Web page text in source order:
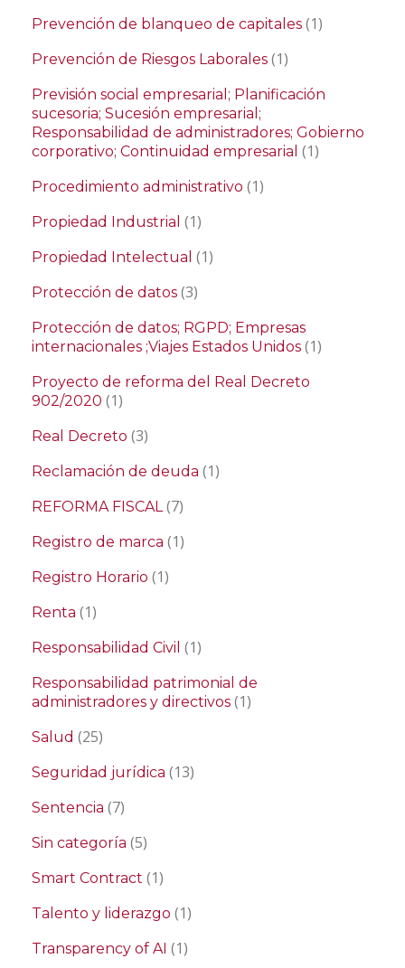
Prevención de blanqueo de capitales (1)
Prevención de Riesgos Laborales (1)
Previsión social empresarial; Planificación
sucesoria; Sucesión empresarial;
Responsabilidad de administradores; Gobierno
corporativo; Continuidad empresarial (1)
Procedimiento administrativo (1)
Propiedad Industrial (1)
Propiedad Intelectual (1)
Protección de datos (3)
Protección de datos; RGPD; Empresas
internacionales ;Viajes Estados Unidos (1)
Proyecto de reforma del Real Decreto
902/2020 (1)
Real Decreto (3)
Reclamación de deuda (1)
REFORMA FISCAL(7)
Registro de marca (1)
Registro Horario (1)
Renta (1)
Responsabilidad Civil (1)
Responsabilidad patrimonial de
administradores y directivos (1)
Salud (25)
Seguridad jurídica (13)
Sentencia (7)
Sin categoría (5)
Smart Contract (1)
Talento y liderazgo (1)
Transparency of AI (1)